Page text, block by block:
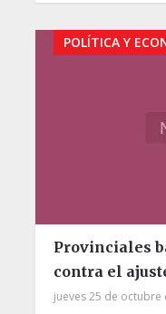
POLÍTICA Y
Provinciales
contra el
jueves 25 de octubre